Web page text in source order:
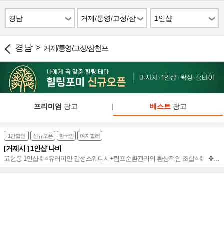
경남
거제/통영/고성/삼
천포
1인샵
경남 > 거제/통영/고성/삼천포
프리미엄 광고 | 베스트광고
1만할인 신규오픈 한국인 여자힐러
[거제시 ] 1인샵 나비
고현동 1인샵⁑⭐️유러피안 감성스웨디시+림프순환관리의 환상적인 조합⭐️⁑─✤─
❤ 힐링 테라피 만족도 UP~★